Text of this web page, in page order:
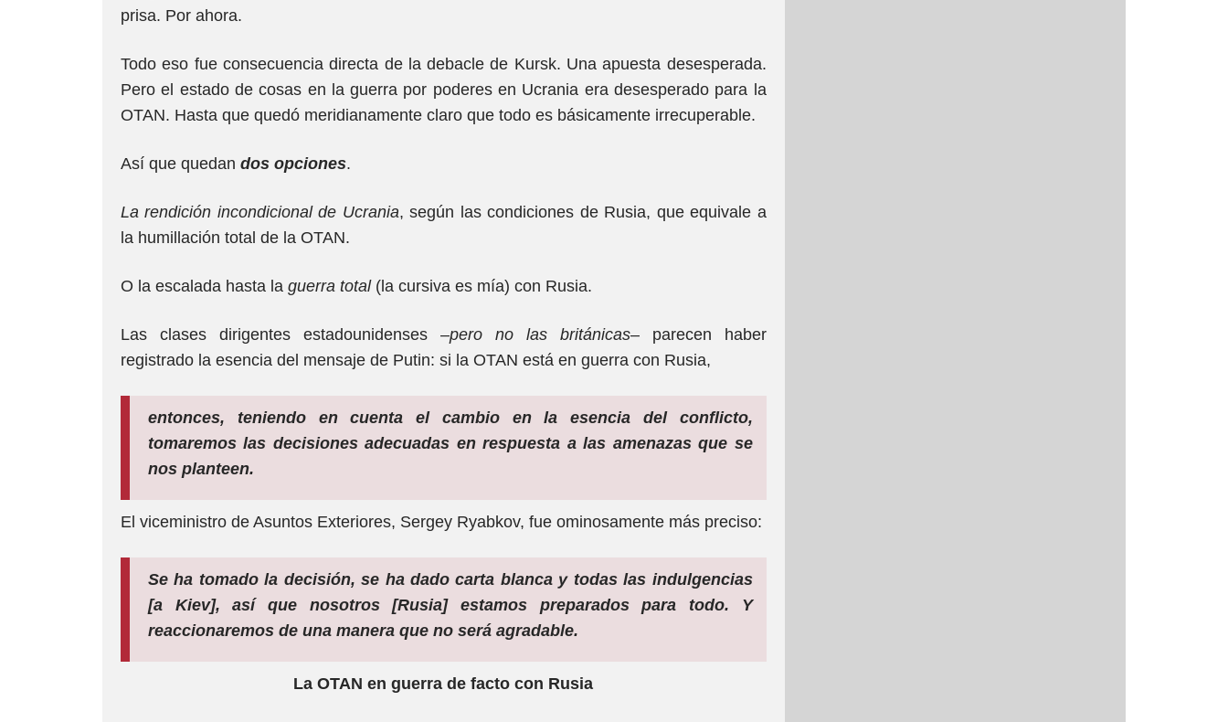
prisa. Por ahora.
Todo eso fue consecuencia directa de la debacle de Kursk. Una apuesta desesperada.
Pero el estado de cosas en la guerra por poderes en Ucrania era desesperado para la
OTAN. Hasta que quedó meridianamente claro que todo es básicamente irrecuperable.
Así que quedan dos opciones.
La rendición incondicional de Ucrania, según las condiciones de Rusia, que equivale a
la humillación total de la OTAN.
O la escalada hasta la guerra total(la cursiva es mía) con Rusia.
Las clases dirigentes estadounidenses –pero no las británicas– parecen haber
registrado la esencia del mensaje de Putin: si la OTAN está en guerra con Rusia,
entonces, teniendo en cuenta el cambio en la esencia del conflicto,
tomaremos las decisiones adecuadas en respuesta a las amenazas que se
nos planteen.
El viceministro de Asuntos Exteriores, Sergey Ryabkov, fue ominosamente más preciso:
Se ha tomado la decisión, se ha dado carta blanca y todas las indulgencias
[a Kiev], así que nosotros [Rusia] estamos preparados para todo. Y
reaccionaremos de una manera que no será agradable.
La OTAN en guerra de facto con Rusia